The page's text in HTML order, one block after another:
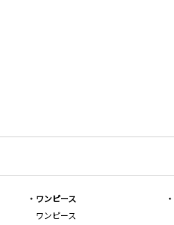
ワンピース
ワンピース